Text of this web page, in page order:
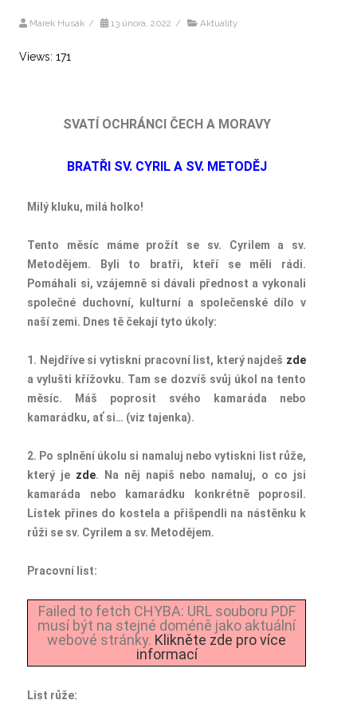
Marek Husák / 13 února, 2022 / Aktuality
Views: 171
SVATÍ OCHRÁNCI ČECH A MORAVY
BRATŘI SV. CYRIL A SV. METODĚJ
Milý kluku, milá holko!
Tento měsíc máme prožít se sv. Cyrilem a sv.
Metodějem. Byli to bratři, kteří se měli rádi.
Pomáhali si, vzájemně si dávali přednost a vykonali
společné duchovní, kulturní a společenské dílo v
naší zemi. Dnes tě čekají tyto úkoly:
1. Nejdříve si vytiskni pracovní list, který najdeš zde
a vylušti křížovku. Tam se dozvíš svůj úkol na tento
měsíc. Máš poprosit svého kamaráda nebo
kamarádku, ať si… (viz tajenka).
2. Po splnění úkolu si namaluj nebo vytiskni list růže,
který je zde. Na něj napiš nebo namaluj, o co jsi
kamaráda nebo kamarádku konkrétně poprosil.
Lístek přines do kostela a přišpendli na nástěnku k
růži se sv. Cyrilem a sv. Metodějem.
Pracovní list:
Failed to fetch CHYBA: URL souboru PDF
musí být na stejné doméně jako aktuální
webové stránky. Klikněte zde pro více
informací
List růže: